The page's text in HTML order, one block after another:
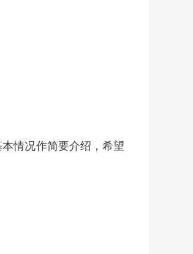
情况作简要介绍，希望